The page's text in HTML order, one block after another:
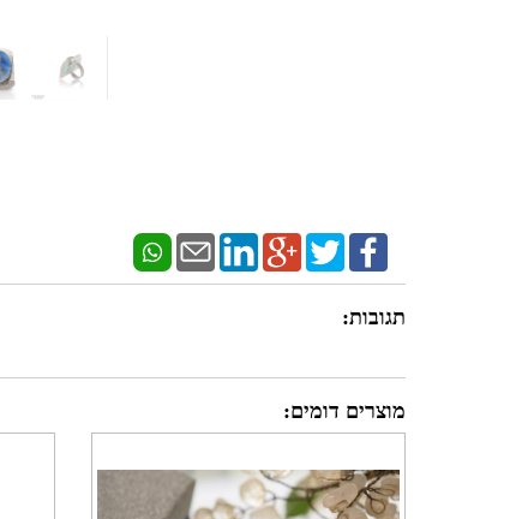
תגובות:
מוצרים דומים: